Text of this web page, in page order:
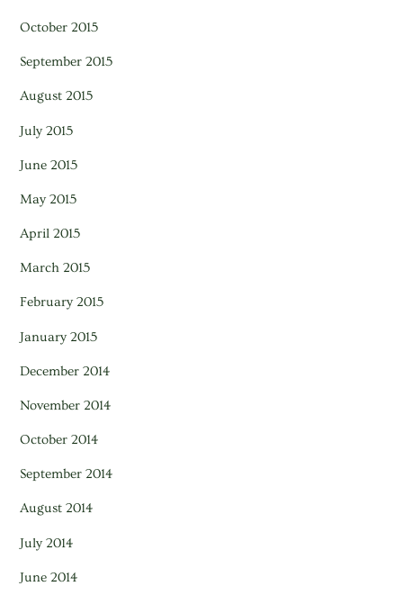
October 2015
September 2015
August 2015
July 2015
June 2015
May 2015
April 2015
March 2015
February 2015
January 2015
December 2014
November 2014
October 2014
September 2014
August 2014
July 2014
June 2014